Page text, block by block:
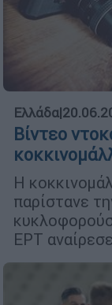
Ελλάδα|
Βίντεο
Η
παρίστανε
ΕΡΤ